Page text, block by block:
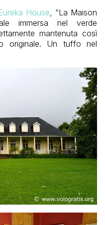
House, “La Maison
immersa nel verde
mantenuta così
originale. Un tuffo nel